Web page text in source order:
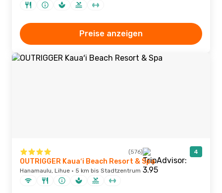
Preise anzeigen
(576) 4
OUTRIGGER Kauaʻi Beach Resort & Spa
Hanamaulu, Lihue · 5 km bis Stadtzentrum